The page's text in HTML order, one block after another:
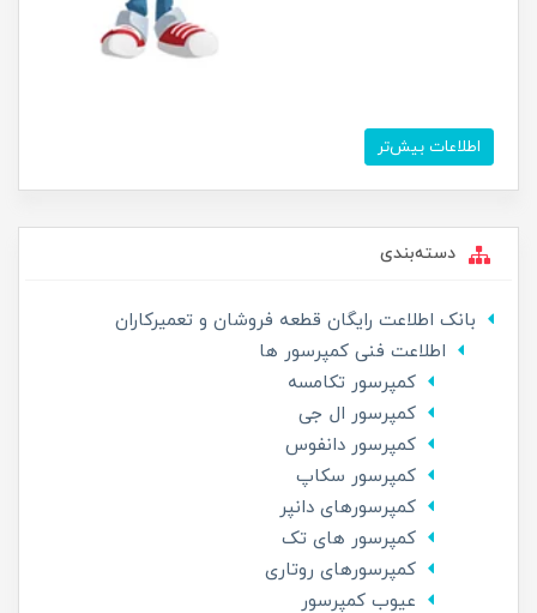
اطلاعات بیش‌تر
دسته‌بندی
بانک اطلاعت رایگان قطعه فروشان و تعمیرکاران
اطلاعت فنی کمپرسور ها
کمپرسور تکامسه
کمپرسور ال جی
کمپرسور دانفوس
کمپرسور سکاپ
کمپرسورهای دانپر
کمپرسور های تک
کمپرسورهای روتاری
عیوب کمپرسور